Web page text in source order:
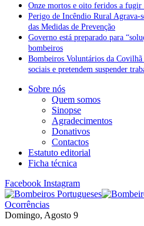
Onze mortos e oito feridos a fugir
Perigo de Incêndio Rural Agrava-
das Medidas de Prevenção
Governo está preparado para
bombeiros
Bombeiros Voluntários da
sociais e pretendem suspender
Sobre nós
Quem somos
Sinopse
Agradecimentos
Donativos
Contactos
Estatuto editorial
Ficha técnica
Facebook Instagram
Ocorrências
Domingo, Agosto 9